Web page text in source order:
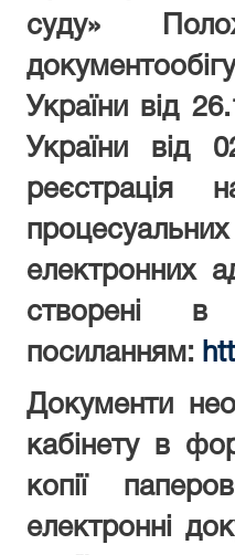
суду»
України від
України від
реєстрація
процесуальних
електронних
створені в
посиланням:
Документи
кабінету в
копії
електронні